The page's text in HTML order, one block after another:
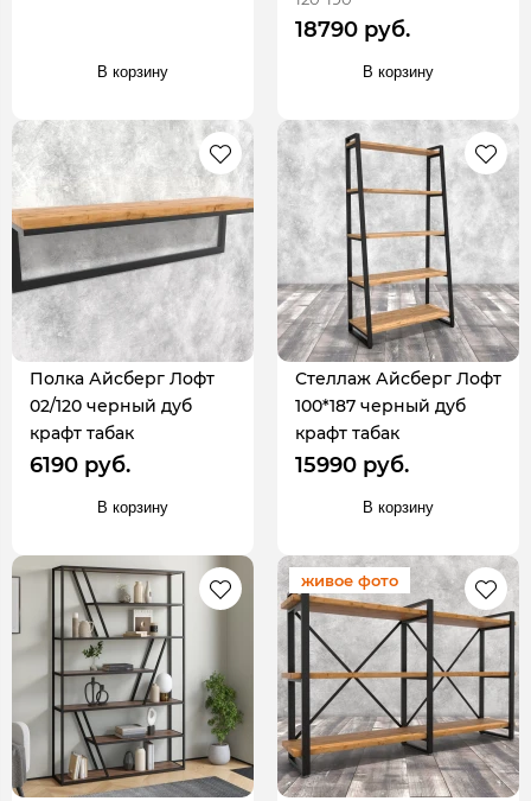
В корзину
18790 руб.
В корзину
Полка Айсберг Лофт
02/120 черный дуб
крафт табак
6190 руб.
В корзину
Стеллаж Айсберг Лофт
100*187 черный дуб
крафт табак
15990 руб.
В корзину
живое фото